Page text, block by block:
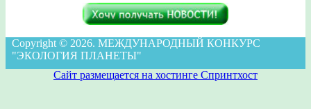
Copyright © 2026. МЕЖДУНАРОДНЫЙ КОНКУРС
"ЭКОЛОГИЯ ПЛАНЕТЫ"
Сайт размещается на хостинге Спринтхост